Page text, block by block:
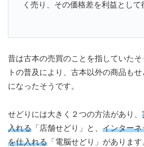
く売り、その価格差を利益として
昔は古本の売買のことを指していた
トの普及により、古本以外の商品も
になったそうです。
せどりには大きく２つの方法があり、
入れる 「店舗せどり」と、 インター
を仕入れる 「電脳せどり」があります